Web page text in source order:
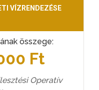
VÍZRENDEZÉSE
összege:
Ft
Operatív